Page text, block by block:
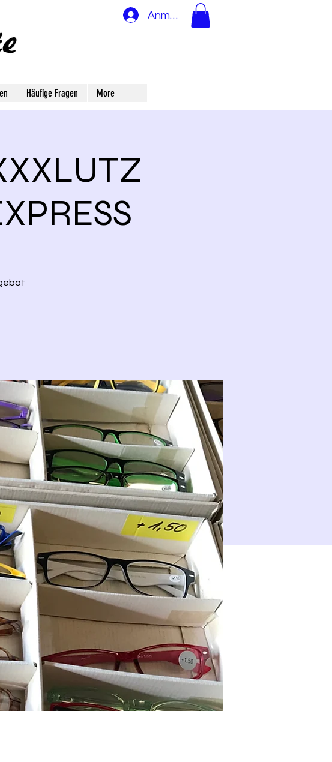
Anmelden
Häufige Fragen More